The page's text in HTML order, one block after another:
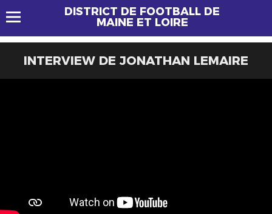
DISTRICT DE FOOTBALL DE
MAINE ET LOIRE
INTERVIEW DE JONATHAN LEMAIRE